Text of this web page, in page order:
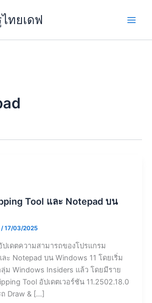
ทยเดฟ
Tool และ Notepad บน
/17/03/2025
เดตความสามารถของโปรแกรม
ะ Notepad บน Windows 11 โดยเริ่ม
ม Windows Insiders แล้ว โดยมีราย
Tool อัปเดตเวอร์ชัน 11.2502.18.0
Draw & […]